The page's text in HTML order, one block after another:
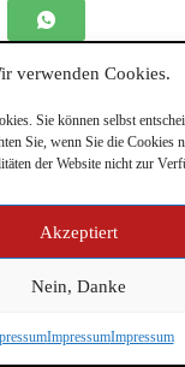
verwenden Cookies.
Sie können selbst
Sie, wenn Sie die Cookies
der Website nicht zur
Akzeptiert
Nein, Danke
ImpressumImpressum
2026 -